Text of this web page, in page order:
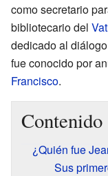
como secretario
bibliotecario del
dedicado al
fue conocido por
Francisco.
Contenido
¿Quién fue
Sus